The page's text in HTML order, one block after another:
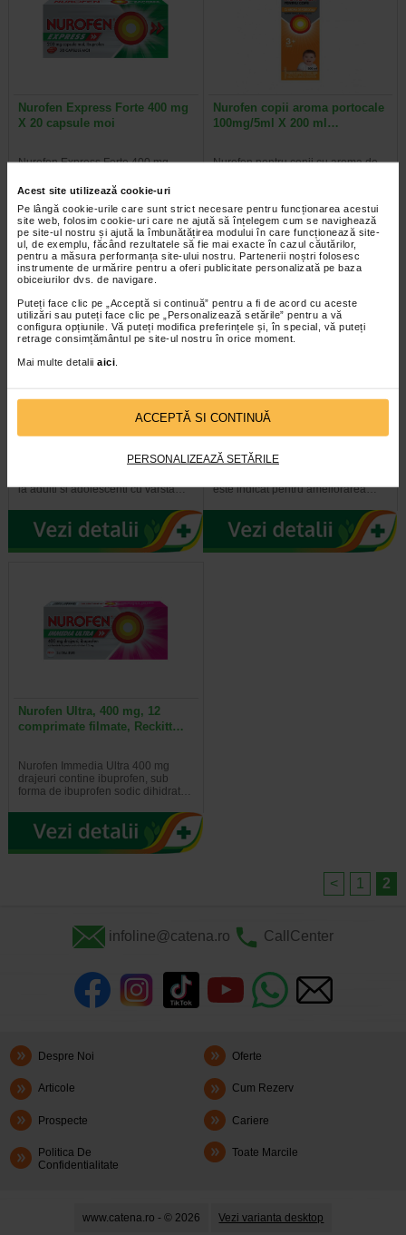
Acest site utilizează cookie-uri
Pe lângă cookie-urile care sunt strict necesare pentru funcționarea acestui
site web, folosim cookie-uri care ne ajută să înțelegem cum se navighează
pe site-ul nostru și ajută la îmbunătățirea modului în care funcționează site-
ul, de exemplu, făcând rezultatele să fie mai exacte în cazul căutărilor,
pentru a măsura performanța site-ului nostru. Partenerii noștri folosesc
instrumente de urmărire pentru a oferi publicitate personalizată pe baza
obiceiurilor dvs. de navigare.
Puteți face clic pe „Acceptă si continuă” pentru a fi de acord cu aceste
utilizări sau puteți face clic pe „Personalizează setările” pentru a vă
configura opțiunile. Vă puteți modifica preferințele și, în special, vă puteți
retrage consimțământul pe site-ul nostru în orice moment.
Mai multe detalii aici
ACCEPTĂ SI CONTINUĂ
PERSONALIZEAZĂ SETĂRILE
Nurofen Express Forte 400 mg
X 20 capsule moi
Nurofen Express Forte 400 mg
vederea ameliorarii durerilor…
Nurofen copii aroma portocale
100mg/5ml X 200 ml…
Nurofen pentru copii cu aroma de
medicinali dureri de spate
Plasturii medicinali pentru dureri de
la adulti si adolescenti cu varsta…
Nurofen Junior cu aroma de
portocale 7+ ani, 100 mg, 24…
Nurofen Junior 7 ani+ capsule moi
este indicat pentru ameliorarea…
Nurofen Ultra, 400 mg, 12
comprimate filmate, Reckitt…
Nurofen Immedia Ultra 400 mg
drajeuri contine ibuprofen, sub
forma de ibuprofen sodic dihidrat…
< 1 2
infoline@catena.ro CallCenter
Despre Noi Oferte
Articole Cum Rezerv
Prospecte Cariere
Politica De
Confidentialitate
Toate Marcile
www.catena.ro - © 2026 Vezi varianta desktop